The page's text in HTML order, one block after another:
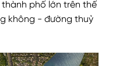
phố lớn trên thế
không - đường thuỷ